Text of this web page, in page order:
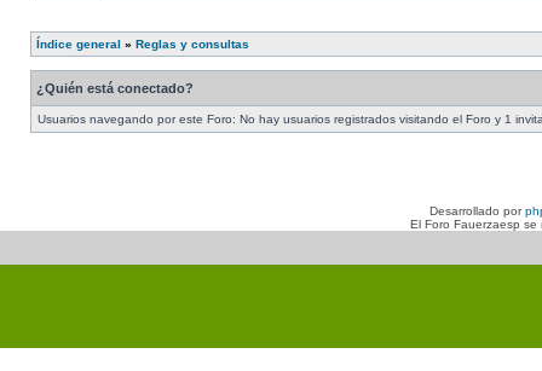
Índice general » Reglas y consultas
¿Quién está conectado?
Usuarios navegando por este Foro: No hay usuarios registrados visitando el Foro y 1
Desarrollado por
El Foro Fauerzaesp